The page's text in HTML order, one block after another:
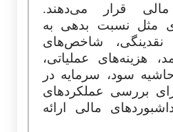
قرار می‌دهند.
مثل نسبت بدهی به
نقدینگی، شاخص‌های
هزینه‌های عملیاتی،
سود، سرمایه در
بررسی عملکردهای
مالی ارائه